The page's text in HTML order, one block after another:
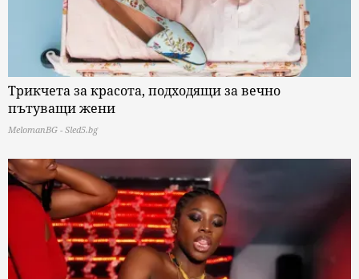
Трикчета за красота, подходящи за вечно
пътуващи жени
MelomanBG - Sled5.bg